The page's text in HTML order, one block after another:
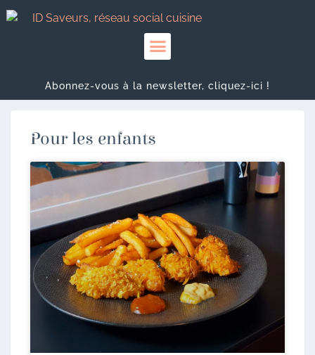
Abonnez-vous à la newsletter, cliquez-ici !
Pour les enfants